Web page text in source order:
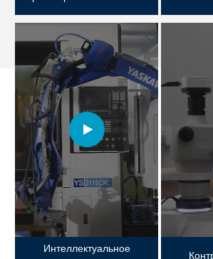
Проектирование и НИОКР